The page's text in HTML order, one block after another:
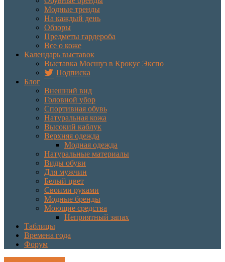
Модные тренды
На каждый день
Обзоры
Предметы гардероба
Все о коже
Календарь выставок
Выставка Мосшуз в Крокус Экспо
Подписка
Блог
Внешний вид
Головной убор
Спортивная обувь
Натуральная кожа
Высокий каблук
Верхняя одежда
Модная одежда
Натуральные материалы
Виды обуви
Для мужчин
Белый цвет
Своими руками
Модные бренды
Моющие средства
Неприятный запах
Таблицы
Времена года
Форум